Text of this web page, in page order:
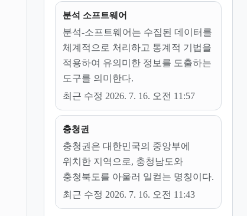
분석 소프트웨어
분석-소프트웨어는 수집된 데이터를
체계적으로 처리하고 통계적 기법을
적용하여 유의미한 정보를 도출하는
도구를 의미한다.
최근 수정 2026. 7. 16. 오전 11:57
충청권
충청권은 대한민국의 중앙부에
위치한 지역으로, 충청남도와
충청북도를 아울러 일컫는 명칭이다.
최근 수정 2026. 7. 16. 오전 11:43